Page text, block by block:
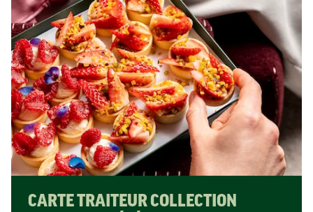
CARTE TRAITEUR COLLECTION